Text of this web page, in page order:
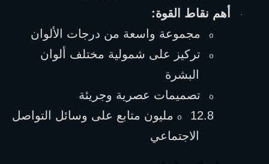
· أهم نقاط القوة:
o مجموعة واسعة من درجات الألوان
o
البشرة
o تصميمات عصرية وجريئة
o
الاجتماعي